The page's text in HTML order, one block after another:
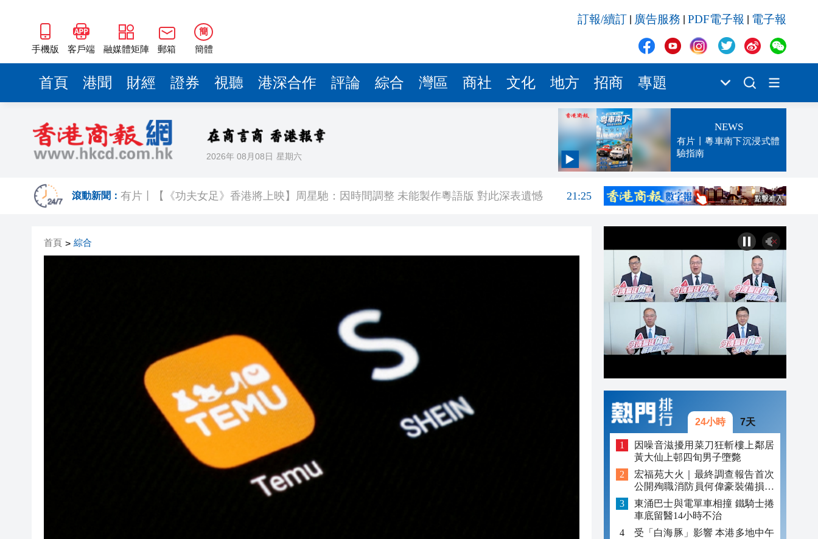
手機版 客戶端 融媒體矩陣 郵箱
簡
簡體
訂報/續訂 廣告服務 PDF電子報 電子報
首頁 港聞 財經 證券 視聽 港深合作 評論 綜合 灣區 商社 文化 地方 招商 專題
2026年 08月08日 星期六
NEWS
有片丨粵車南下沉浸式體
驗指南
滾動新聞：
21:55
有片丨【《功夫女足》香港將上映】周星馳：因時間調整 未能製作粵語版 對此深表遺憾
21:25
風雨過後八桂安好｜桂港直航加持 廣西推出港澳遊客門票五折優惠力拓暑期入境市場
相約深圳，見證奇蹟 國際消費與出海服務雙輪驅動
首頁 > 綜合
24小時 7天
因噪音滋擾用菜刀狂斬樓上鄰居
黃大仙上邨四旬男子墮斃
宏福苑大火｜最終調查報告首次
公開殉職消防員何偉豪裝備損毀
照片
東涌巴士與電單車相撞 鐵騎士捲
車底留醫14小時不治
受「白海豚」影響 本港多地中午